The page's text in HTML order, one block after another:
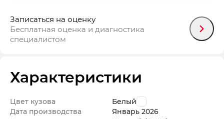
Записаться на оценку
Бесплатная оценка и диагностика
специалистом
Характеристики
Цвет кузова
Белый
Дата производства
Январь 2026